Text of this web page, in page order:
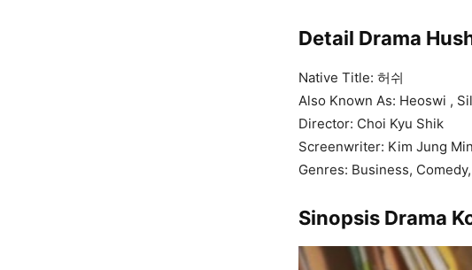
Detail Drama
Native Title: 허쉬
Also Known As: Heoswi ,
Director: Choi Kyu Shik
Screenwriter: Kim Jung Min
Genres: Business,
Sinopsis Drama